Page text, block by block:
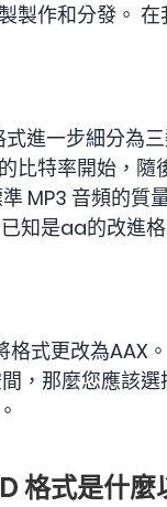
製作和分發。
進一步細分為
比特率開始，
MP3 音頻的質
知是aa的改進
式更改為AAX
，那麼您應該
格式是什麼